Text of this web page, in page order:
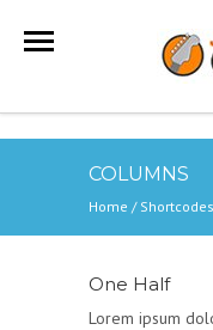
COLUMNS
Home / Shortcodes
One Half
Lorem ipsum